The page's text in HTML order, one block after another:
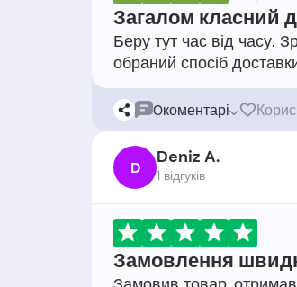
Загалом класний
Беру тут час від часу.
0коментарі
D Deniz A.
1 відгукiв
Замовлення